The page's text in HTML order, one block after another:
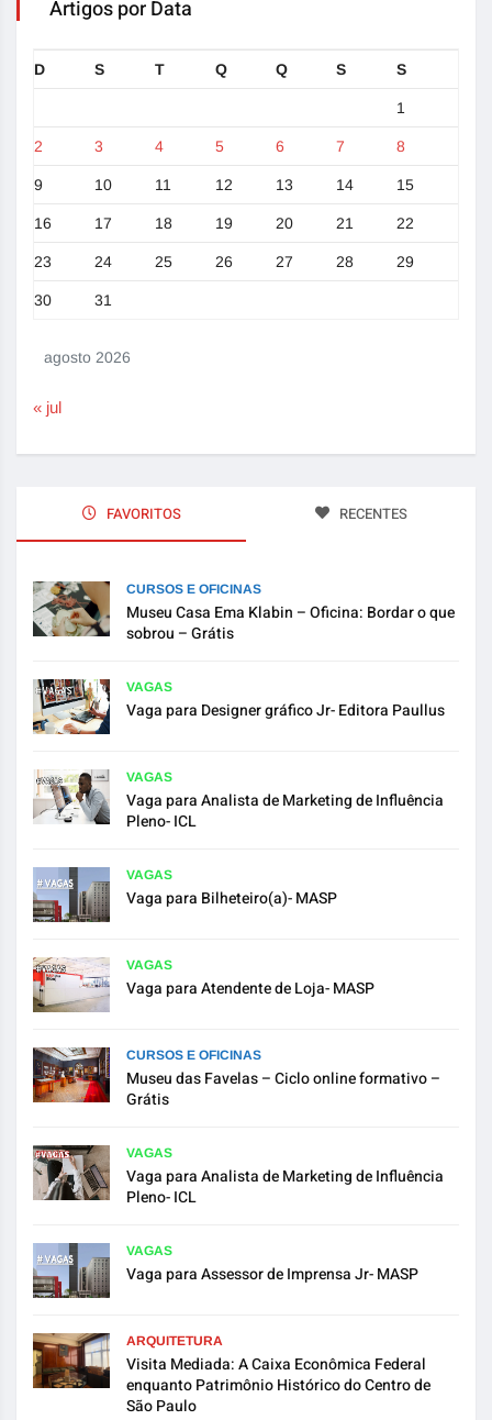
Artigos por Data
agosto 2026
D S T Q Q S S
1
2 3 4 5 6 7 8
9 10 11 12 13 14 15
16 17 18 19 20 21 22
23 24 25 26 27 28 29
30 31
« jul
FAVORITOS RECENTES
CURSOS E OFICINAS
Museu Casa Ema Klabin – Oficina: Bordar o que
sobrou – Grátis
VAGAS
Vaga para Designer gráfico Jr- Editora Paullus
VAGAS
Vaga para Analista de Marketing de Influência
Pleno- ICL
VAGAS
Vaga para Bilheteiro(a)- MASP
VAGAS
Vaga para Atendente de Loja- MASP
CURSOS E OFICINAS
Museu das Favelas – Ciclo online formativo –
Grátis
VAGAS
Vaga para Analista de Marketing de Influência
Pleno- ICL
VAGAS
Vaga para Assessor de Imprensa Jr- MASP
ARQUITETURA
Visita Mediada: A Caixa Econômica Federal
enquanto Patrimônio Histórico do Centro de
São Paulo